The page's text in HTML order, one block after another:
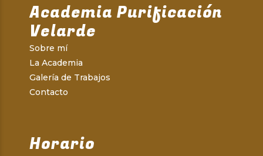
Academia Purificación
Velarde
Sobre mí
La Academia
Galería de Trabajos
Contacto
Horario